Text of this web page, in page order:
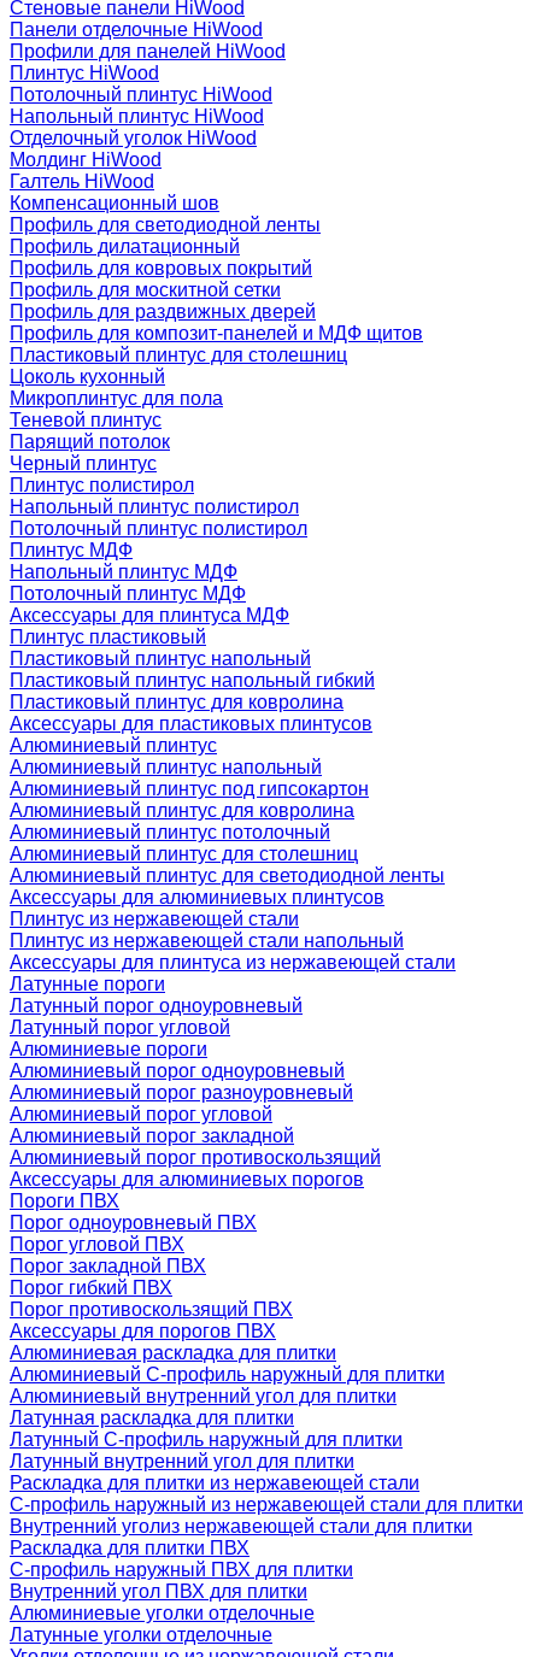
Стеновые панели HiWood
Панели отделочные HiWood
Профили для панелей HiWood
Плинтус HiWood
Потолочный плинтус HiWood
Напольный плинтус HiWood
Отделочный уголок HiWood
Молдинг HiWood
Галтель HiWood
Компенсационный шов
Профиль для светодиодной ленты
Профиль дилатационный
Профиль для ковровых покрытий
Профиль для москитной сетки
Профиль для раздвижных дверей
Профиль для композит-панелей и МДФ щитов
Пластиковый плинтус для столешниц
Цоколь кухонный
Микроплинтус для пола
Теневой плинтус
Парящий потолок
Черный плинтус
Плинтус полистирол
Напольный плинтус полистирол
Потолочный плинтус полистирол
Плинтус МДФ
Напольный плинтус МДФ
Потолочный плинтус МДФ
Аксессуары для плинтуса МДФ
Плинтус пластиковый
Пластиковый плинтус напольный
Пластиковый плинтус напольный гибкий
Пластиковый плинтус для ковролина
Аксессуары для пластиковых плинтусов
Алюминиевый плинтус
Алюминиевый плинтус напольный
Алюминиевый плинтус под гипсокартон
Алюминиевый плинтус для ковролина
Алюминиевый плинтус потолочный
Алюминиевый плинтус для столешниц
Алюминиевый плинтус для светодиодной ленты
Аксессуары для алюминиевых плинтусов
Плинтус из нержавеющей стали
Плинтус из нержавеющей стали напольный
Аксессуары для плинтуса из нержавеющей стали
Латунные пороги
Латунный порог одноуровневый
Латунный порог угловой
Алюминиевые пороги
Алюминиевый порог одноуровневый
Алюминиевый порог разноуровневый
Алюминиевый порог угловой
Алюминиевый порог закладной
Алюминиевый порог противоскользящий
Аксессуары для алюминиевых порогов
Пороги ПВХ
Порог одноуровневый ПВХ
Порог угловой ПВХ
Порог закладной ПВХ
Порог гибкий ПВХ
Порог противоскользящий ПВХ
Аксессуары для порогов ПВХ
Алюминиевая раскладка для плитки
Алюминиевый С-профиль наружный для плитки
Алюминиевый внутренний угол для плитки
Латунная раскладка для плитки
Латунный С-профиль наружный для плитки
Латунный внутренний угол для плитки
Раскладка для плитки из нержавеющей стали
С-профиль наружный из нержавеющей стали для плитки
Внутренний уголиз нержавеющей стали для плитки
Раскладка для плитки ПВХ
С-профиль наружный ПВХ для плитки
Внутренний угол ПВХ для плитки
Алюминиевые уголки отделочные
Латунные уголки отделочные